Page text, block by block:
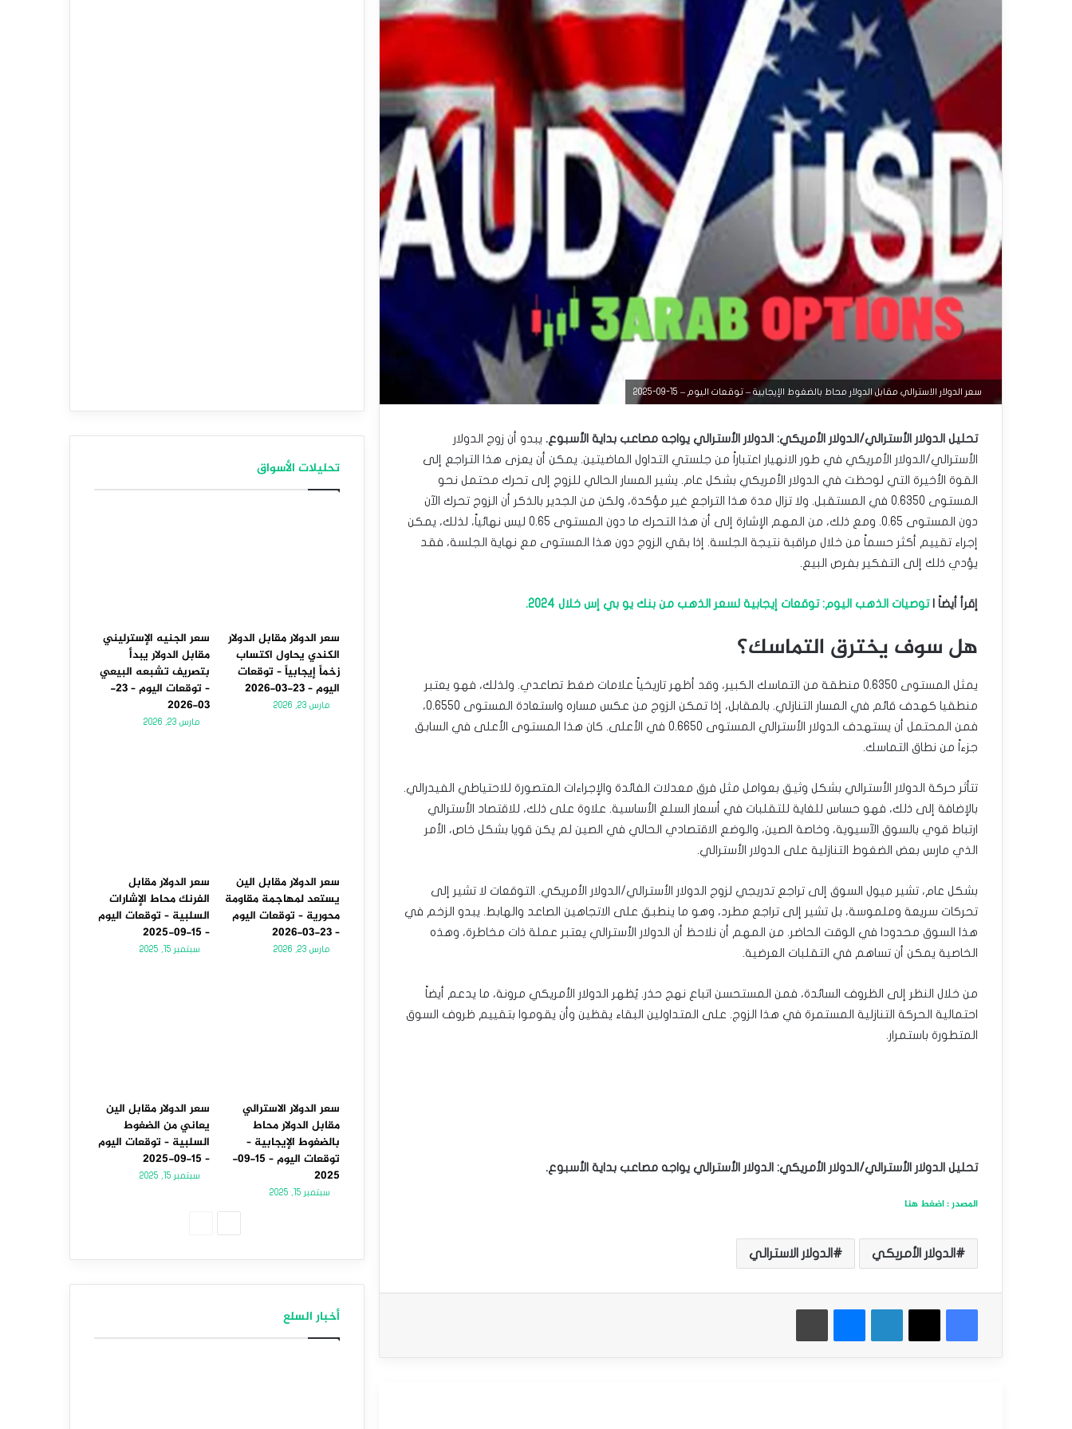
سعر الدولار الاسترالي مقابل الدولار محاط بالضغوط الإيجابية – توقعات اليوم – 15-09-2025
تحليل الدولار الأسترالي/الدولار الأمريكي: الدولار الأسترالي يواجه مصاعب بداية الأسبوع. يبدو أن زوج الدولار
الأسترالي/الدولار الأمريكي في طور الانهيار اعتباراً من جلستي التداول الماضيتين. يمكن أن يعزى هذا التراجع إلى
القوة الأخيرة التي لوحظت في الدولار الأمريكي بشكل عام. يشير المسار الحالي للزوج إلى تحرك محتمل نحو
المستوى 0.6350 في المستقبل. ولا تزال مدة هذا التراجع غير مؤكدة، ولكن من الجدير بالذكر أن الزوج تحرك الآن
دون المستوى 0.65. ومع ذلك، من المهم الإشارة إلى أن هذا التحرك ما دون المستوى 0.65 ليس نهائياً، لذلك، يمكن
إجراء تقييم أكثر حسماً من خلال مراقبة نتيجة الجلسة. إذا بقي الزوج دون هذا المستوى مع نهاية الجلسة، فقد
يؤدي ذلك إلى التفكير بفرص البيع.
إقرأ أيضاً |توصيات الذهب اليوم: توقعات إيجابية لسعر الذهب من بنك يو بي إس خلال 2024.
هل سوف يخترق التماسك؟
يمثل المستوى 0.6350 منطقة من التماسك الكبير، وقد أظهر تاريخياً علامات ضغط تصاعدي. ولذلك، فهو يعتبر
منطقيا كهدف قائم في المسار التنازلي. بالمقابل، إذا تمكن الزوج من عكس مساره واستعادة المستوى 0.6550،
فمن المحتمل أن يستهدف الدولار الأسترالي المستوى 0.6650 في الأعلى. كان هذا المستوى الأعلى في السابق
جزءاً من نطاق التماسك.
تتأثر حركة الدولار الأسترالي بشكل وثيق بعوامل مثل فرق معدلات الفائدة والإجراءات المتصورة للاحتياطي الفيدرالي.
بالإضافة إلى ذلك، فهو حساس للغاية للتقلبات في أسعار السلع الأساسية. علاوة على ذلك، للاقتصاد الأسترالي
ارتباط قوي بالسوق الآسيوية، وخاصة الصين، والوضع الاقتصادي الحالي في الصين لم يكن قويا بشكل خاص، الأمر
الذي مارس بعض الضغوط التنازلية على الدولار الأسترالي.
بشكل عام، تشير ميول السوق إلى تراجع تدريجي لزوج الدولار الأسترالي/الدولار الأمريكي. التوقعات لا تشير إلى
تحركات سريعة وملموسة، بل تشير إلى تراجع مطرد، وهو ما ينطبق على الاتجاهين الصاعد والهابط. يبدو الزخم في
هذا السوق محدودا في الوقت الحاضر. من المهم أن نلاحظ أن الدولار الأسترالي يعتبر عملة ذات مخاطرة، وهذه
الخاصية يمكن أن تساهم في التقلبات العرضية.
من خلال النظر إلى الظروف السائدة، فمن المستحسن اتباع نهج حذر. يُظهر الدولار الأمريكي مرونة، ما يدعم أيضاً
احتمالية الحركة التنازلية المستمرة في هذا الزوج. على المتداولين البقاء يقظين وأن يقوموا بتقييم ظروف السوق
المتطورة باستمرار.
تحليل الدولار الأسترالي/الدولار الأمريكي: الدولار الأسترالي يواجه مصاعب بداية الأسبوع.
المصدر : اضغط هنا
الدولار الأمريكي الدولار الاسترالي
فيسبوك
‫X لينكدإن ماسنجر طباعة
اكتساب زخماً إيجابياً – توقعات اليوم – 23-
تحليلات الأسواق
سعر الدولار مقابل الدولار
الكندي يحاول اكتساب
زخماً إيجابياً – توقعات
اليوم – 23-03-2026
مارس 23, 2026
سعر الجنيه الإسترليني
مقابل الدولار يبدأ
بتصريف تشبعه البيعي
– توقعات اليوم – 23-
03-2026
مارس 23, 2026
سعر الدولار مقابل الين
يستعد لمهاجمة مقاومة
محورية – توقعات اليوم
– 23-03-2026
مارس 23, 2026
سعر الدولار مقابل
الفرنك محاط الإشارات
السلبية – توقعات اليوم
– 15-09-2025
سبتمبر 15, 2025
سعر الدولار الاسترالي
مقابل الدولار محاط
بالضغوط الإيجابية –
توقعات اليوم – 15-09-
2025
سبتمبر 15, 2025
سعر الدولار مقابل الين
يعاني من الضغوط
السلبية – توقعات اليوم
– 15-09-2025
سبتمبر 15, 2025
أخبار السلع